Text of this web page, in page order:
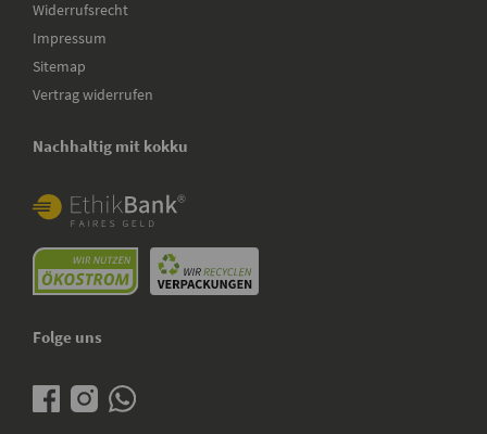
Widerrufsrecht
Impressum
Sitemap
Vertrag widerrufen
Nachhaltig mit kokku
Folge uns